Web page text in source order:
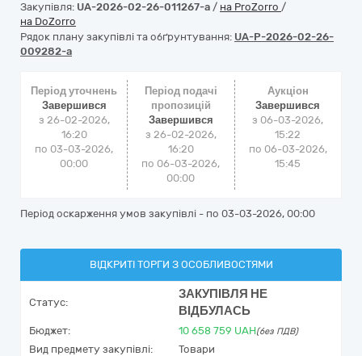
Закупівля: UA-2026-02-26-011267-a / на ProZorro /
на DoZorro
Рядок плану закупівлі та обґрунтування: UA-P-2026-02-26-
009282-a
Період уточнень
Завершився
з 26-02-2026,
16:20
по 03-03-2026,
00:00
Період подачі
пропозицій
Завершився
з 26-02-2026,
16:20
по 06-03-2026,
00:00
Аукціон
Завершився
з 06-03-2026,
15:22
по 06-03-2026,
15:45
Період оскарження умов закупівлі - по 03-03-2026, 00:00
ВІДКРИТІ ТОРГИ З ОСОБЛИВОСТЯМИ
Статус:
ЗАКУПІВЛЯ НЕ
ВІДБУЛАСЬ
Бюджет: 10 658 759 UAH(без ПДВ)
Вид предмету закупівлі:
Товари